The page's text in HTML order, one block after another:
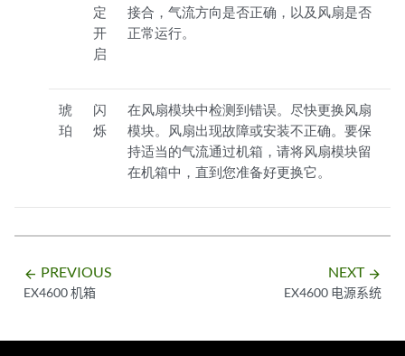
定
开
启
接合，气流方向是否正确，以及风扇是否
正常运行。
琥
珀
闪
烁
在风扇模块中检测到错误。尽快更换风扇
模块。风扇出现故障或安装不正确。要保
持适当的气流通过机箱，请将风扇模块留
在机箱中，直到您准备好更换它。
arrow_backward PREVIOUS
EX4600 机箱
NEXT arrow_forward
EX4600 电源系统